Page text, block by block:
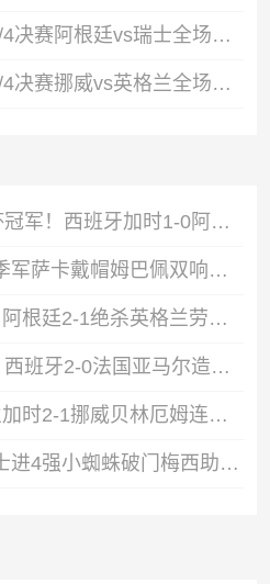
07月12日世界杯1/4决赛阿根廷vs瑞士全场录像
07月12日世界杯1/4决赛挪威vs英格兰全场录像
时隔16年夺世界杯冠军！西班牙加时1-0阿根廷费兰制胜恩佐染红
英格兰6-4法国获季军萨卡戴帽姆巴佩双响创纪录奥利塞2助+失良机
连续两届进决赛！阿根廷2-1绝杀英格兰劳塔罗恩佐破门梅西两助攻
时隔16年进决赛！西班牙2-0法国亚马尔造点奥亚萨瓦尔、波罗破门
晋级四强！英格兰加时2-1挪威贝林厄姆连场双响谢尔德鲁普破门
阿根廷加时3-1瑞士进4强小蜘蛛破门梅西助攻麦卡恩博洛假摔染红